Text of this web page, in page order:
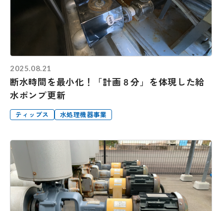
2025.08.21
断水時間を最小化！「計画８分」を体現した給
水ポンプ更新
ティップス 水処理機器事業